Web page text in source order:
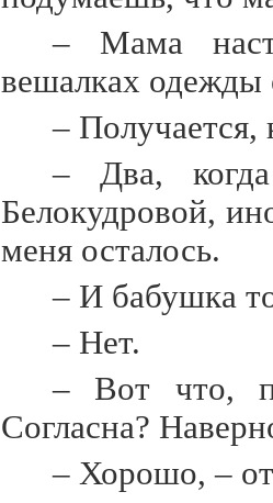
– Мама
вешалках
– Получается,
– Два,
Белокудровой,
меня осталось.
– И бабушка
– Нет.
– Вот что,
Согласна?
– Хорошо, –